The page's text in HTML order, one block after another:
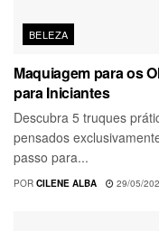
BELEZA
Maquiagem para os
para Iniciantes
Descubra 5 truques
pensados
passo para...
POR CILENE ALBA 29/05/